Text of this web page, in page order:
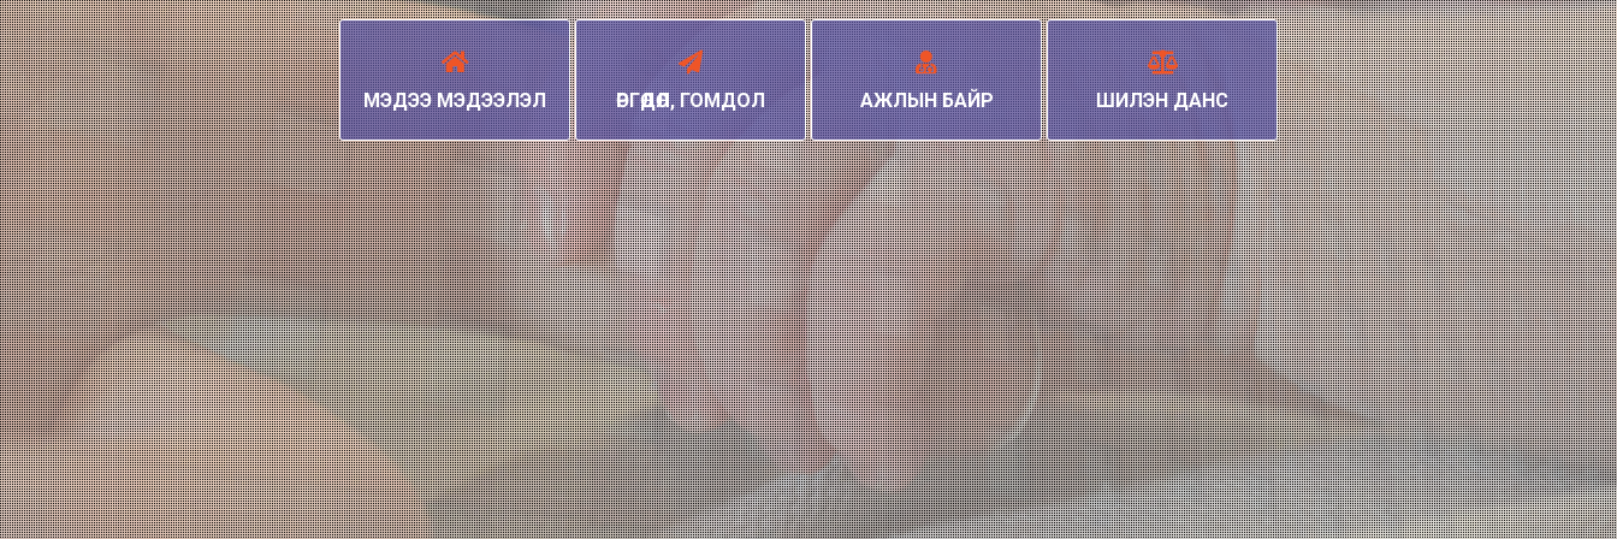
МЭДЭЭ МЭДЭЭЛЭЛ ӨРГӨДӨЛ, ГОМДОЛ АЖЛЫН БАЙР ШИЛЭН ДАНС